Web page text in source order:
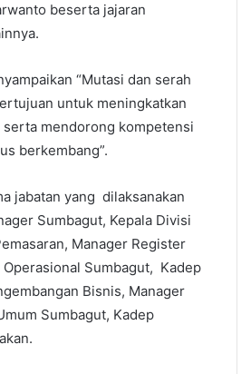
beserta jajaran
“Mutasi dan serah
untuk meningkatkan
mendorong kompetensi
berkembang”.
jabatan yang dilaksanakan
Sumbagut, Kepala Divisi
Manager Register
Operasional Sumbagut, Kadep
Bisnis, Manager
Sumbagut, Kadep